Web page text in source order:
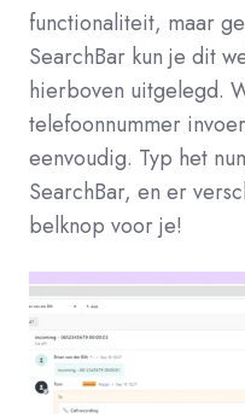
functionaliteit, maar
SearchBar kun je dit
hierboven uitgelegd.
telefoonnummer
eenvoudig. Typ het
SearchBar, en er
belknop voor je!